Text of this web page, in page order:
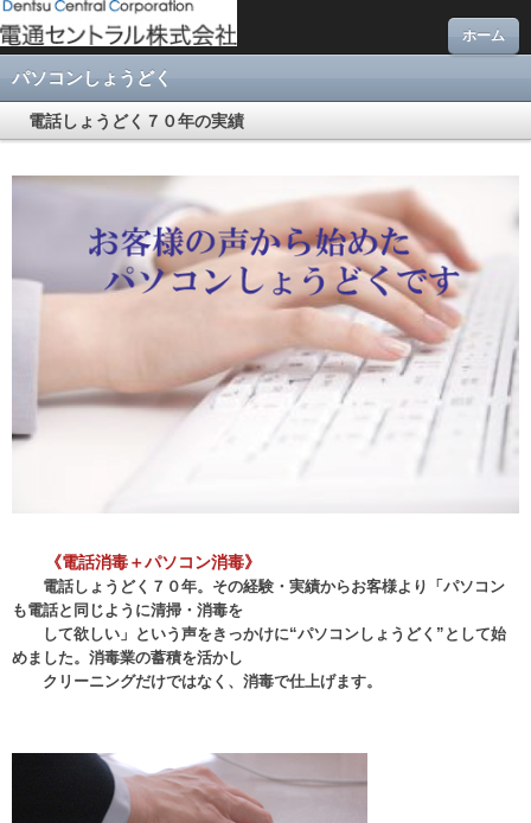
ホーム
パソコンしょうどく
電話しょうどく７０年の実績
《電話消毒＋パソコン消毒》
電話しょうどく７０年。その経験・実績からお客様より「パソコン
も電話と同じように清掃・消毒を
して欲しい」という声をきっかけに“パソコンしょうどく”として始
めました。消毒業の蓄積を活かし
クリーニングだけではなく、消毒で仕上げます。